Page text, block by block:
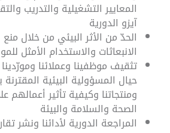
المعايير التشغيلية والتدريب
آيزو الدورية
الحدّ من الأثر البيئي من خلال
الانبعاثات والاستخدام الأمثل
تثقيف موظفينا وعملائنا
حيال المسؤولية البيئية المقترنة
ومنتجاتنا وكيفية تأثير أعمالهم
الصحة والسلامة والبيئة
المراجعة الدورية لأدائنا ونشر